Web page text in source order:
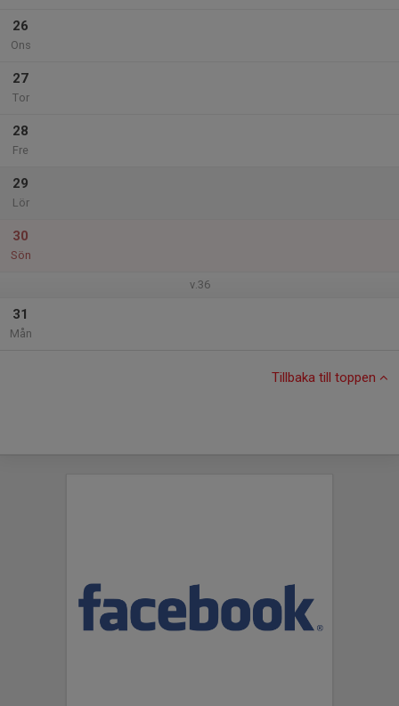
26
Ons
27
Tor
28
Fre
29
Lör
30
Sön
v.36
31
Mån
Tillbaka till toppen